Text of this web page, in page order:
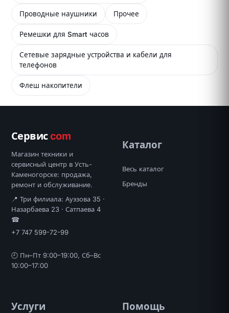
Проводные наушники Прочее
Ремешки для Smart часов
Сетевые зарядные устройства и кабели для
телефонов
Флеш накопители
Сервисcom
Магазин техники и
сервисный центр в Усть-
Каменогорске: продажа,
ремонт и обслуживание.
📍 Три филиала: Ауэзова 35 ·
Назарбаева 23 · Сатпаева 4
☎
+7 747 599-72-99
🕘 Пн–Пт 9:00–19:00, Сб–Вс
10:00–17:00
Каталог
Весь каталог
Бренды
Услуги Помощь